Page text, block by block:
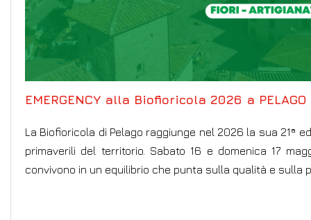
EMERGENCY alla Biofioricola 2026 a
La Biofioricola di Pelago raggiunge nel 2026 la sua 21ª
primaverili del territorio. Sabato 16 e domenica 17
convivono in un equilibrio che punta sulla qualità e sulla